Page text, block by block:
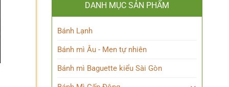
DANH MỤC SẢN PHẨM
Bánh Lạnh
Bánh mì Âu - Men tự nhiên
Bánh mì Baguette kiểu Sài Gòn